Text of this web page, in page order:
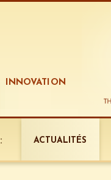
INNOVATION
: ACTUALITÉS